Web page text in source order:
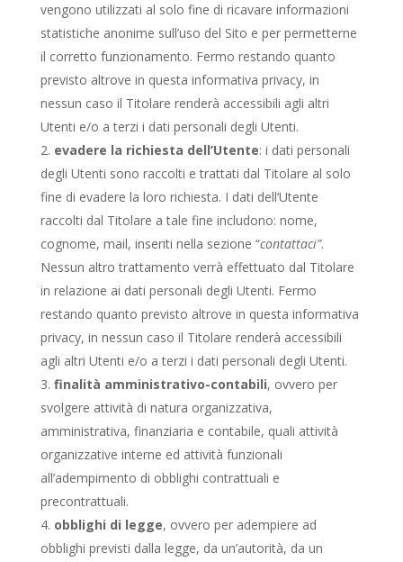
vengono utilizzati al solo fine di ricavare informazioni
statistiche anonime sull’uso del Sito e per permetterne
il corretto funzionamento. Fermo restando quanto
previsto altrove in questa informativa privacy, in
nessun caso il Titolare renderà accessibili agli altri
Utenti e/o a terzi i dati personali degli Utenti.
evadere la richiesta dell’Utente: i dati personali
degli Utenti sono raccolti e trattati dal Titolare al solo
fine di evadere la loro richiesta. I dati dell’Utente
raccolti dal Titolare a tale fine includono: nome,
cognome, mail, inseriti nella sezione “contattaci”.
Nessun altro trattamento verrà effettuato dal Titolare
in relazione ai dati personali degli Utenti. Fermo
restando quanto previsto altrove in questa informativa
privacy, in nessun caso il Titolare renderà accessibili
agli altri Utenti e/o a terzi i dati personali degli Utenti.
finalità amministrativo-contabili, ovvero per
svolgere attività di natura organizzativa,
amministrativa, finanziaria e contabile, quali attività
organizzative interne ed attività funzionali
all’adempimento di obblighi contrattuali e
precontrattuali.
obblighi di legge, ovvero per adempiere ad
obblighi previsti dalla legge, da un’autorità, da un